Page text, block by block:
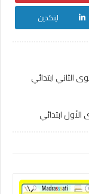
لينكدين
الثاني ابتدائي
ابتدائي